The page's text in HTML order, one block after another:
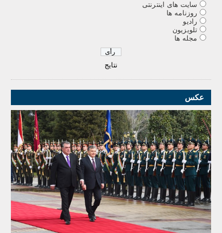
سایت های اینترنتی
روزنامه ها
رادیو
تلویزیون
مجله ها
نتایج
عکس